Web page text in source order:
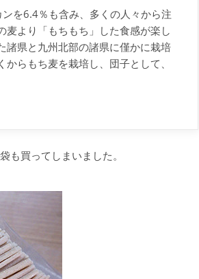
を6.4％も含み、多くの人々から注
麦より「もちもち」した食感が楽し
諸県と九州北部の諸県に僅かに栽培
らもち麦を栽培し、団子として、
も買ってしまいました。